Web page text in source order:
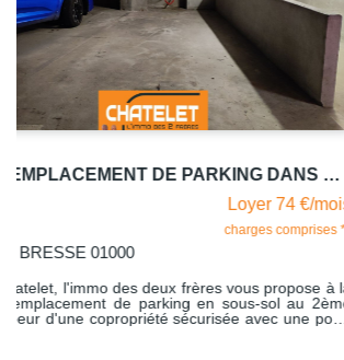
BOURG EN BRESSE 01000
L'Agence Chatelet, l'immo des deux frères
location un emplacement de parking en
niveau au coeur d'une copropriété